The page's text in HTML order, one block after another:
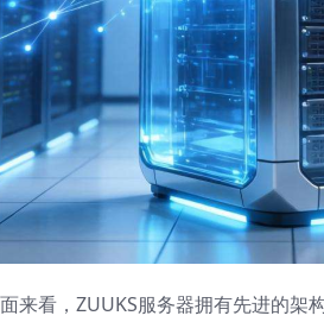
来看，ZUUKS服务器拥有先进的架